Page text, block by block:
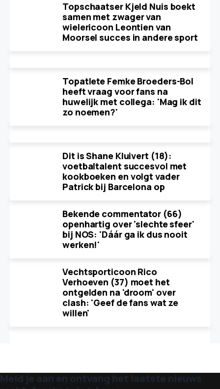
Topschaatser Kjeld Nuis boekt
samen met zwager van
wielericoon Leontien van
Moorsel succes in andere sport
Topatlete Femke Broeders-Bol
heeft vraag voor fans na
huwelijk met collega: 'Mag ik dit
zo noemen?'
Dit is Shane Kluivert (18):
voetbaltalent succesvol met
kookboeken en volgt vader
Patrick bij Barcelona op
Bekende commentator (66)
openhartig over 'slechte sfeer'
bij NOS: 'Dáár ga ik dus nooit
werken!'
Vechtsporticoon Rico
Verhoeven (37) moet het
ontgelden na 'droom' over
clash: 'Geef de fans wat ze
willen'
Meld je aan en ontvang het laatste nieuws